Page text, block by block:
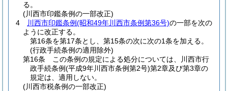
る。
(川西市印鑑条例の一部改正)
4
川西市印鑑条例(昭和49年川西市条例第36号)の一部を次の
ように改正する。
第16条を第17条とし、第15条の次に次の1条を加える。
(行政手続条例の適用除外)
第16条 この条例の規定による処分については、川西市行
政手続条例(平成9年川西市条例第2号)第2章及び第3章の
規定は、適用しない。
(川西市税条例の一部改正)